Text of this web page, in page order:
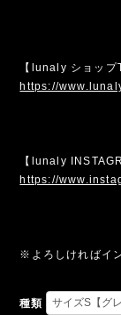
【lunaly ショップ
https://
【lunaly
https://
※よろしければイ
種類